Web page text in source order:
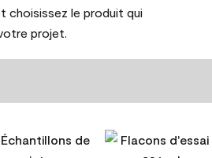
choisissez le produit qui
projet.